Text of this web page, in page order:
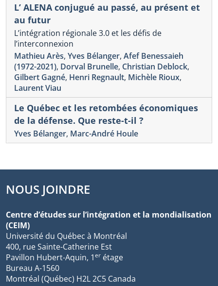
L’ ALENA conjugué au passé, au présent et
au futur
L’intégration régionale 3.0 et les défis de
l’interconnexion
Mathieu Arès, Yves Bélanger, Afef Benessaieh
(1972-2021), Dorval Brunelle, Christian Deblock,
Gilbert Gagné, Henri Regnault, Michèle Rioux,
Laurent Viau
Le Québec et les retombées économiques
de la défense. Que reste-t-il ?
Yves Bélanger, Marc-André Houle
NOUS JOINDRE
Centre d’études sur l’intégration et la mondialisation
(CEIM)
Université du Québec à Montréal
400, rue Sainte-Catherine Est
Pavillon Hubert-Aquin, 1er étage
Bureau A-1560
Montréal (Québec) H2L 2C5 Canada